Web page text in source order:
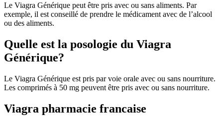
Le Viagra Générique peut être pris avec ou sans aliments. Par
exemple, il est conseillé de prendre le médicament avec de l’alcool
ou des aliments.
Quelle est la posologie du Viagra
Générique?
Le Viagra Générique est pris par voie orale avec ou sans nourriture.
Les comprimés à 50 mg peuvent être pris avec ou sans nourriture.
Viagra pharmacie francaise